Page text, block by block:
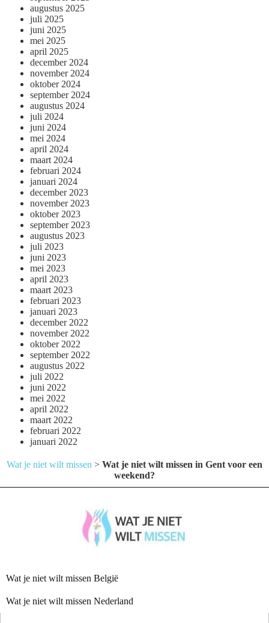
augustus 2025
juli 2025
juni 2025
mei 2025
april 2025
december 2024
november 2024
oktober 2024
september 2024
augustus 2024
juli 2024
juni 2024
mei 2024
april 2024
maart 2024
februari 2024
januari 2024
december 2023
november 2023
oktober 2023
september 2023
augustus 2023
juli 2023
juni 2023
mei 2023
april 2023
maart 2023
februari 2023
januari 2023
december 2022
november 2022
oktober 2022
september 2022
augustus 2022
juli 2022
juni 2022
mei 2022
april 2022
maart 2022
februari 2022
januari 2022
Wat je niet wilt missen > Wat je niet wilt missen in Gent voor een
weekend?
Wat je niet wilt missen België
Wat je niet wilt missen Nederland